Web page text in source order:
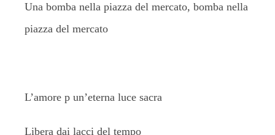
Una bomba nella piazza del mercato, bomba nella
piazza del mercato
L’amore p un’eterna luce sacra
Libera dai lacci del tempo